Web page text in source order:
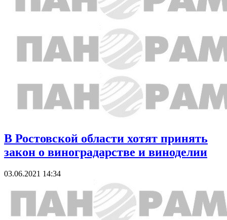
В Ростовской области хотят принять
закон о виноградарстве и виноделии
03.06.2021 14:34